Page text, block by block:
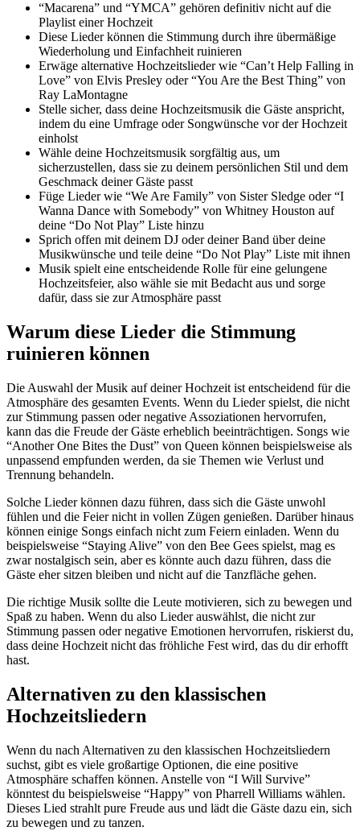
“Macarena” und “YMCA” gehören definitiv nicht auf die
Playlist einer Hochzeit
Diese Lieder können die Stimmung durch ihre übermäßige
Wiederholung und Einfachheit ruinieren
Erwäge alternative Hochzeitslieder wie “Can’t Help Falling in
Love” von Elvis Presley oder “You Are the Best Thing” von
Ray LaMontagne
Stelle sicher, dass deine Hochzeitsmusik die Gäste anspricht,
indem du eine Umfrage oder Songwünsche vor der Hochzeit
einholst
Wähle deine Hochzeitsmusik sorgfältig aus, um
sicherzustellen, dass sie zu deinem persönlichen Stil und dem
Geschmack deiner Gäste passt
Füge Lieder wie “We Are Family” von Sister Sledge oder “I
Wanna Dance with Somebody” von Whitney Houston auf
deine “Do Not Play” Liste hinzu
Sprich offen mit deinem DJ oder deiner Band über deine
Musikwünsche und teile deine “Do Not Play” Liste mit ihnen
Musik spielt eine entscheidende Rolle für eine gelungene
Hochzeitsfeier, also wähle sie mit Bedacht aus und sorge
dafür, dass sie zur Atmosphäre passt
Warum diese Lieder die Stimmung
ruinieren können
Die Auswahl der Musik auf deiner Hochzeit ist entscheidend für die
Atmosphäre des gesamten Events. Wenn du Lieder spielst, die nicht
zur Stimmung passen oder negative Assoziationen hervorrufen,
kann das die Freude der Gäste erheblich beeinträchtigen. Songs wie
“Another One Bites the Dust” von Queen können beispielsweise als
unpassend empfunden werden, da sie Themen wie Verlust und
Trennung behandeln.
Solche Lieder können dazu führen, dass sich die Gäste unwohl
fühlen und die Feier nicht in vollen Zügen genießen. Darüber hinaus
können einige Songs einfach nicht zum Feiern einladen. Wenn du
beispielsweise “Staying Alive” von den Bee Gees spielst, mag es
zwar nostalgisch sein, aber es könnte auch dazu führen, dass die
Gäste eher sitzen bleiben und nicht auf die Tanzfläche gehen.
Die richtige Musik sollte die Leute motivieren, sich zu bewegen und
Spaß zu haben. Wenn du also Lieder auswählst, die nicht zur
Stimmung passen oder negative Emotionen hervorrufen, riskierst du,
dass deine Hochzeit nicht das fröhliche Fest wird, das du dir erhofft
hast.
Alternativen zu den klassischen
Hochzeitsliedern
Wenn du nach Alternativen zu den klassischen Hochzeitsliedern
suchst, gibt es viele großartige Optionen, die eine positive
Atmosphäre schaffen können. Anstelle von “I Will Survive”
könntest du beispielsweise “Happy” von Pharrell Williams wählen.
Dieses Lied strahlt pure Freude aus und lädt die Gäste dazu ein, sich
zu bewegen und zu tanzen.